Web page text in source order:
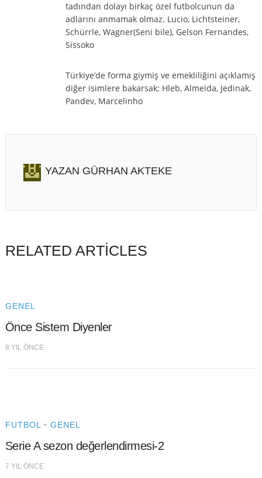
tadından dolayı birkaç özel futbolcunun da
adlarını anmamak olmaz. Lucio, Lichtsteiner,
Schürrle, Wagner(Seni bile), Gelson Fernandes,
Sissoko
Türkiye’de forma giymiş ve emekliliğini açıklamış
diğer isimlere bakarsak; Hleb, Almeida, Jedinak,
Pandev, Marcelinho
YAZAN GÜRHAN AKTEKE
RELATED ARTICLES
GENEL
Önce Sistem Diyenler
8 YIL ÖNCE
FUTBOL• GENEL
Serie A sezon değerlendirmesi-2
7 YIL ÖNCE